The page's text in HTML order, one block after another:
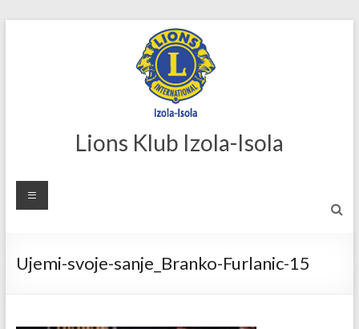
Lions Klub Izola-Isola
Ujemi-svoje-sanje_Branko-Furlanic-15